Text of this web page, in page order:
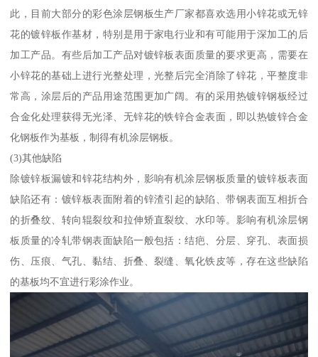
此，目前大部分的彩色涂层钢板生产厂家都喜欢选用小锌花或无锌
花的镀锌板作基材，特别是用于家电行业和有可能用于深加工的后
加工产品。有些后加工产品对镀锌板表面质量的要求更高，需要在
小锌花的基础上进行光整处理，光整后完全消除了锌花，平整度非
常高，涂层后的产品用途范围更加广阔。有的采用热镀锌钢板经过
合金化处理获得无光泽、无锌花的铁锌合金表面，即以热镀锌合金
化钢板作为基板，制得有机涂层钢板。
(3)其他缺陷
除镀锌板漏镀和锌花结构外，影响有机涂层钢板质量的镀锌板表面
缺陷还有：镀锌板表面附着的锌渣引起的缺陷、带钢表面互相折合
的折叠纹、转向辊裂纹和拉伸矫直裂纹、水印等。影响有机涂层钢
板质量的冷轧带钢表面缺陷一般包括：结疤、分层、穿孔、表面损
伤、压痕、气孔、黏结、折叠、裂缝、氧化铁皮等，存在这些缺陷
的基板均不宜进行彩涂作业。